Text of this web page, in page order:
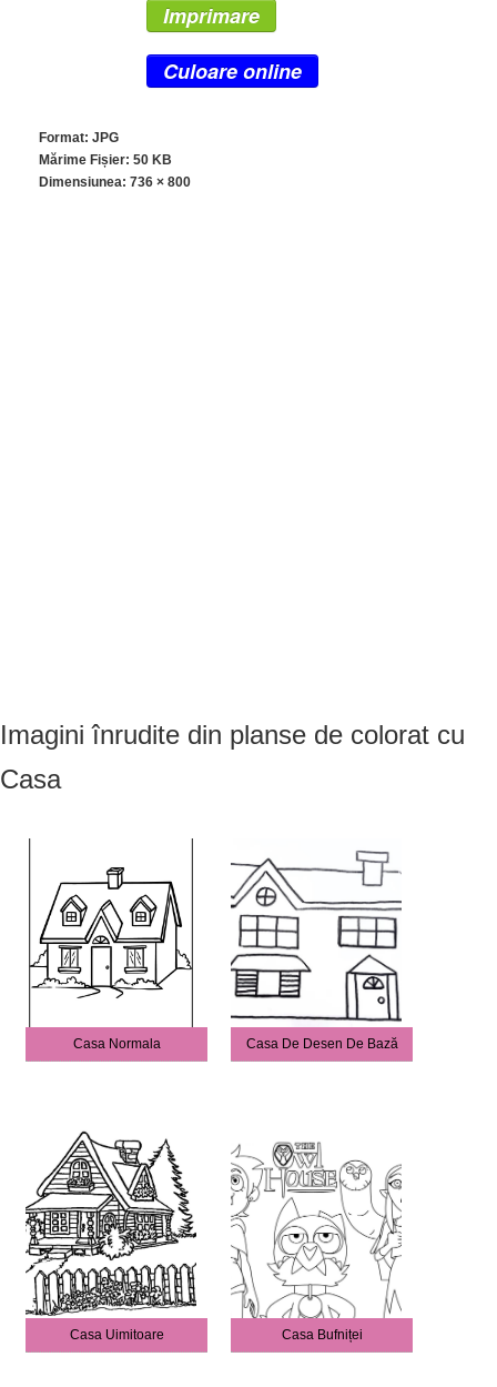
Imprimare
Culoare online
Format: JPG
Mărime Fișier: 50 KB
Dimensiunea: 736 × 800
Imagini înrudite din planse de colorat cu
Casa
Casa Normala Casa De Desen De Bază
Casa Uimitoare Casa Bufniței